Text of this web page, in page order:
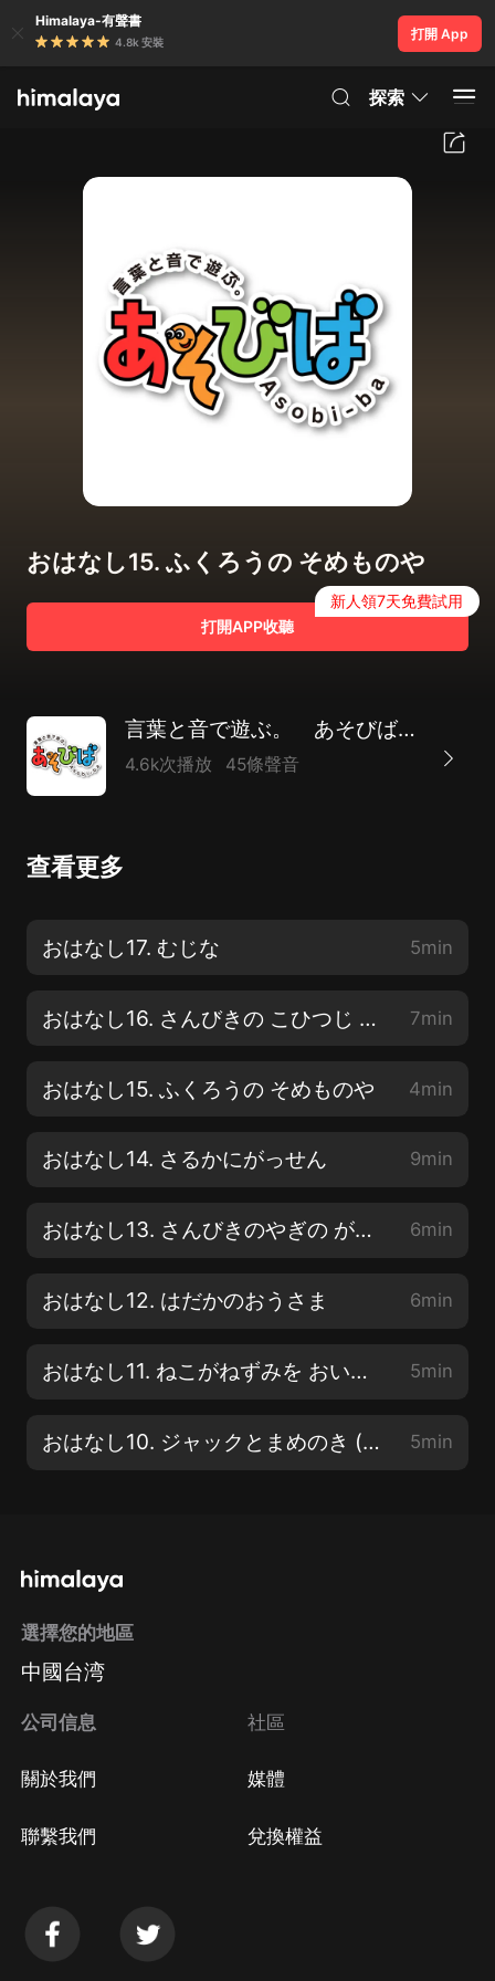
Himalaya-有聲書
4.8k 安裝
打開 App
探索
おはなし15. ふくろうの そめものや
打開APP收聽
新人領7天免費試用
言葉と音で遊ぶ。 あそびば-asobiba-
4.6k次播放 45條聲音
查看更多
おはなし17. むじな 5min
おはなし16. さんびきの こひつじ と おおかみ 7min
おはなし15. ふくろうの そめものや 4min
おはなし14. さるかにがっせん 9min
おはなし13. さんびきのやぎの がらがらどん 6min
おはなし12. はだかのおうさま 6min
おはなし11. ねこがねずみを おいかけるわけ 5min
おはなし10. ジャックとまめのき (こうへん) 5min
選擇您的地區
中國台湾
公司信息
關於我們
聯繫我們
社區
媒體
兌換權益